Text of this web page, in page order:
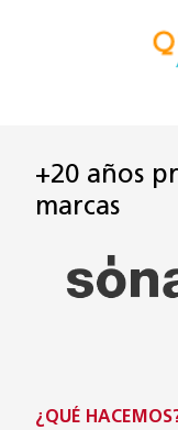
+20 años
marcas
¿QUÉ